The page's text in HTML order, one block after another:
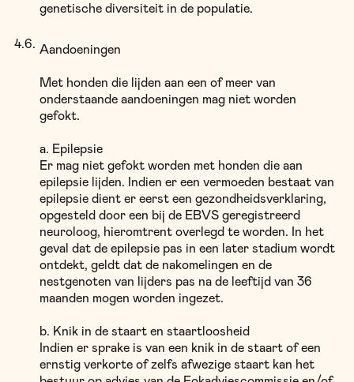
genetische diversiteit in de populatie.
Aandoeningen
Met honden die lijden aan een of meer van
onderstaande aandoeningen mag niet worden
gefokt.
a. Epilepsie
Er mag niet gefokt worden met honden die aan
epilepsie lijden. Indien er een vermoeden bestaat van
epilepsie dient er eerst een gezondheidsverklaring,
opgesteld door een bij de EBVS geregistreerd
neuroloog, hieromtrent overlegd te worden. In het
geval dat de epilepsie pas in een later stadium wordt
ontdekt, geldt dat de nakomelingen en de
nestgenoten van lijders pas na de leeftijd van 36
maanden mogen worden ingezet.
b. Knik in de staart en staartloosheid
Indien er sprake is van een knik in de staart of een
ernstig verkorte of zelfs afwezige staart kan het